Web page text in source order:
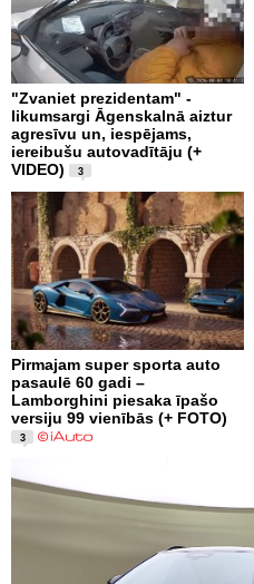
"Zvaniet prezidentam" -
likumsargi Āgenskalnā aiztur
agresīvu un, iespējams,
iereibušu autovadītāju (+
VIDEO)
3
Pirmajam super sporta auto
pasaulē 60 gadi –
Lamborghini piesaka īpašo
versiju 99 vienībās (+ FOTO)
3